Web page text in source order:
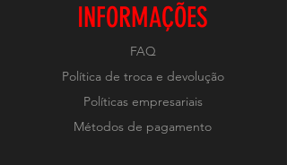
INFORMAÇÕES
FAQ
Política de troca e devolução
Políticas empresariais
Métodos de pagamento